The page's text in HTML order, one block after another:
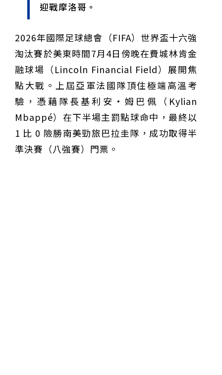
迎戰摩洛哥。
2026年國際足球總會（FIFA）世界盃十六強
淘汰賽於美東時間7月4日傍晚在費城林肯金
融球場（Lincoln Financial Field）展開焦
點大戰。上屆亞軍法國隊頂住極端高溫考
驗，憑藉隊長基利安·姆巴佩（Kylian
Mbappé）在下半場主罰點球命中，最終以
1 比 0 險勝南美勁旅巴拉圭隊，成功取得半
準決賽（八強賽）門票。